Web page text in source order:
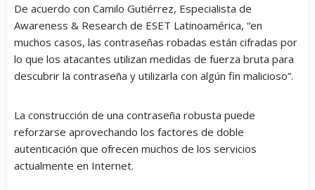
De acuerdo con Camilo Gutiérrez, Especialista de
Awareness & Research de ESET Latinoamérica, “en
muchos casos, las contraseñas robadas están cifradas por
lo que los atacantes utilizan medidas de fuerza bruta para
descubrir la contraseña y utilizarla con algún fin malicioso”.
La construcción de una contraseña robusta puede
reforzarse aprovechando los factores de doble
autenticación que ofrecen muchos de los servicios
actualmente en Internet.